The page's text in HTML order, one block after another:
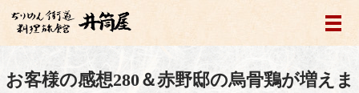
メ
お客様の感想280＆赤野邸の烏骨鶏が増えま